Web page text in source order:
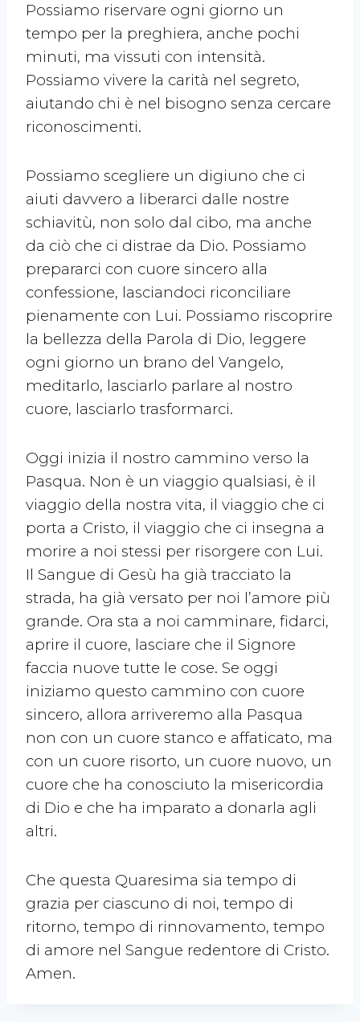
Possiamo riservare ogni giorno un
tempo per la preghiera, anche pochi
minuti, ma vissuti con intensità.
Possiamo vivere la carità nel segreto,
aiutando chi è nel bisogno senza cercare
riconoscimenti.
Possiamo scegliere un digiuno che ci
aiuti davvero a liberarci dalle nostre
schiavitù, non solo dal cibo, ma anche
da ciò che ci distrae da Dio. Possiamo
prepararci con cuore sincero alla
confessione, lasciandoci riconciliare
pienamente con Lui. Possiamo riscoprire
la bellezza della Parola di Dio, leggere
ogni giorno un brano del Vangelo,
meditarlo, lasciarlo parlare al nostro
cuore, lasciarlo trasformarci.
Oggi inizia il nostro cammino verso la
Pasqua. Non è un viaggio qualsiasi, è il
viaggio della nostra vita, il viaggio che ci
porta a Cristo, il viaggio che ci insegna a
morire a noi stessi per risorgere con Lui.
Il Sangue di Gesù ha già tracciato la
strada, ha già versato per noi l’amore più
grande. Ora sta a noi camminare, fidarci,
aprire il cuore, lasciare che il Signore
faccia nuove tutte le cose. Se oggi
iniziamo questo cammino con cuore
sincero, allora arriveremo alla Pasqua
non con un cuore stanco e affaticato, ma
con un cuore risorto, un cuore nuovo, un
cuore che ha conosciuto la misericordia
di Dio e che ha imparato a donarla agli
altri.
Che questa Quaresima sia tempo di
grazia per ciascuno di noi, tempo di
ritorno, tempo di rinnovamento, tempo
di amore nel Sangue redentore di Cristo.
Amen.